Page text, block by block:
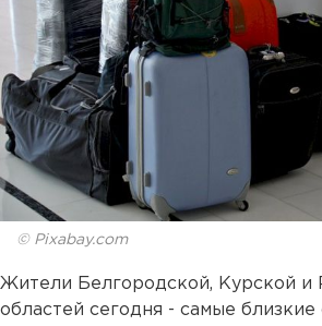
© Pixabay.com
Жители Белгородской, Курской и
областей сегодня - самые близкие